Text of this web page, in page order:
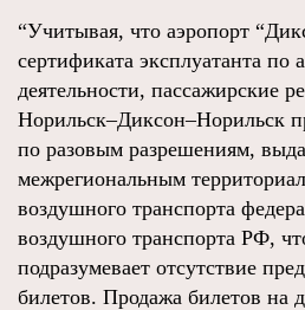
“Учитывая, что аэропорт
сертификата эксплуатанта по
деятельности, пассажирские
Норильск–Диксон–Норильск
по разовым разрешениям,
межрегиональным
воздушного транспорта
воздушного транспорта РФ,
подразумевает отсутствие
билетов. Продажа билетов на